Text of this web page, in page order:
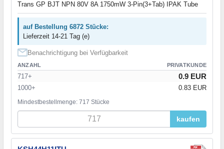
Trans GP BJT NPN 80V 8A 1750mW 3-Pin(3+Tab) IPAK Tube
auf Bestellung 6872 Stücke:
Lieferzeit 14-21 Tag (e)
Benachrichtigung bei Verfügbarkeit
ANZAHL PRIVATKUNDE
717+ 0.9 EUR
1000+ 0.83 EUR
Mindestbestellmenge: 717 Stücke
kaufen